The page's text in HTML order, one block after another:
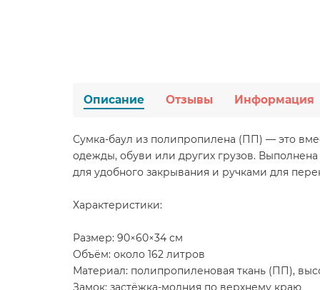
Описание Отзывы Информация
Сумка-баул из полипропилена (ПП) — это
одежды, обуви или других грузов.
для удобного закрывания и ручками для
Характеристики:
Размер: 90×60×34 см
Объём: около 162 литров
Материал: полипропиленовая ткань (ПП),
Замок: застёжка-молния по верхнему краю